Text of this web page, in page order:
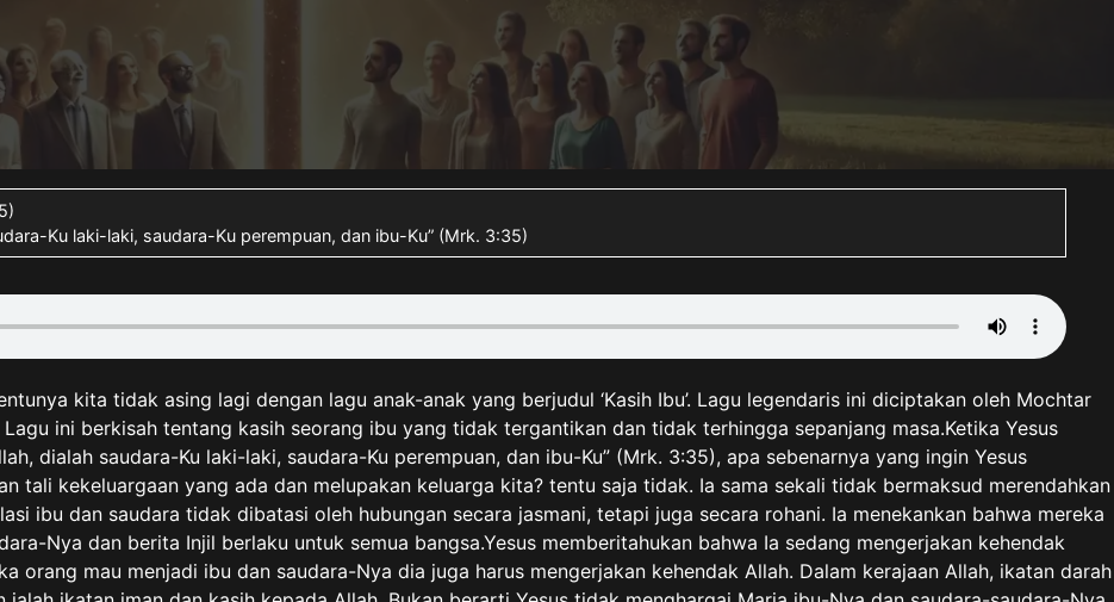
Ku laki-laki, saudara-Ku perempuan, dan ibu-Ku” (Mrk. 3:35)
kita tidak asing lagi dengan lagu anak-anak yang berjudul ‘Kasih Ibu’. Lagu legendaris ini diciptakan oleh Mochtar
ini berkisah tentang kasih seorang ibu yang tidak tergantikan dan tidak terhingga sepanjang masa.Ketika Yesus
dialah saudara-Ku laki-laki, saudara-Ku perempuan, dan ibu-Ku” (Mrk. 3:35), apa sebenarnya yang ingin Yesus
tali kekeluargaan yang ada dan melupakan keluarga kita? tentu saja tidak. Ia sama sekali tidak bermaksud merendahkan
ibu dan saudara tidak dibatasi oleh hubungan secara jasmani, tetapi juga secara rohani. Ia menekankan bahwa mereka
Nya dan berita Injil berlaku untuk semua bangsa.Yesus memberitahukan bahwa Ia sedang mengerjakan kehendak
orang mau menjadi ibu dan saudara-Nya dia juga harus mengerjakan kehendak Allah. Dalam kerajaan Allah, ikatan darah